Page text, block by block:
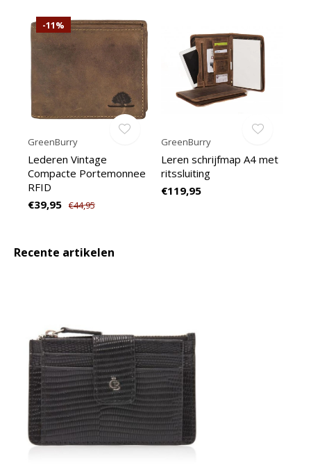
-11%
GreenBurry
Lederen Vintage
Compacte Portemonnee
RFID
€39,95 €44,95
GreenBurry
Leren schrijfmap A4 met
ritssluiting
€119,95
Recente artikelen